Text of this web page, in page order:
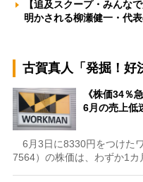
【追及スクープ・みんな
明かされる柳瀬健一・代
古賀真人「発掘！好
《株価34％
6月の売上低
6月3日に8330円をつけた
7564）の株価は、わずか1カ